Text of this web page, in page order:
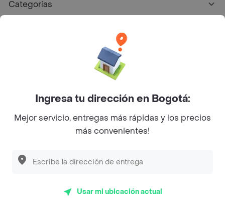
Categorías
Facebook
Twitter
Instagram
©2026Rappi Inc. All rights reserved.
Ingresa tu dirección en Bogotá:
Mejor servicio, entregas más rápidas y los precios
más convenientes!
Usar mi ubicación actual